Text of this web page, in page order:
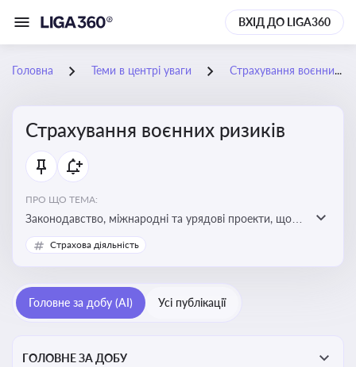
ВХІД ДО LIGA360
Головна Теми в центрі уваги Страхування воєнних ризиків
Страхування воєнних ризиків
ПРО ЩО ТЕМА:
Законодавство, міжнародні та урядові проекти, що
визначають та знижують воєнні ризики для власників
майна, боржників та кредиторів
Страхова діяльність
Головне за добу (AI) Усі публікації
ГОЛОВНЕ ЗА ДОБУ